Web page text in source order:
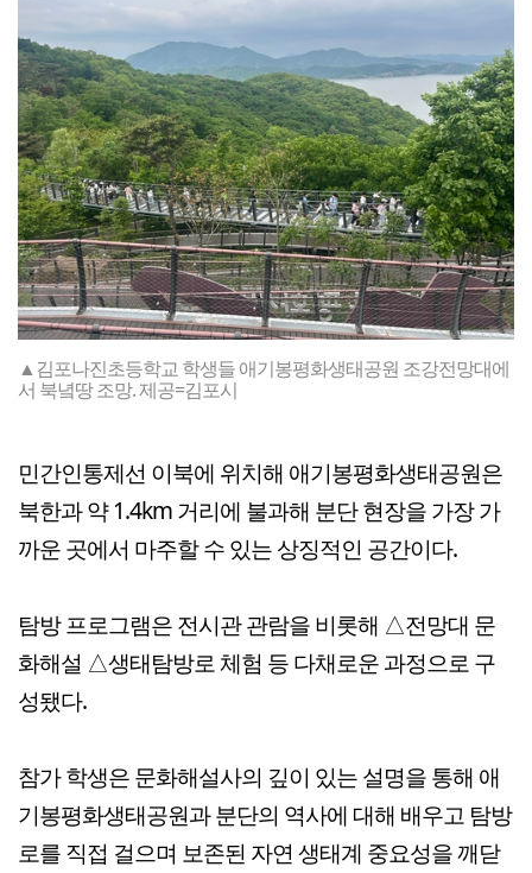
▲김포나진초등학교 학생들 애기봉평화생태공원 조강전망대에
서 북녘땅 조망. 제공=김포시
민간인통제선 이북에 위치해 애기봉평화생태공원은
북한과 약 1.4km 거리에 불과해 분단 현장을 가장 가
까운 곳에서 마주할 수 있는 상징적인 공간이다.
탐방 프로그램은 전시관 관람을 비롯해 △전망대 문
화해설 △생태탐방로 체험 등 다채로운 과정으로 구
성됐다.
참가 학생은 문화해설사의 깊이 있는 설명을 통해 애
기봉평화생태공원과 분단의 역사에 대해 배우고 탐방
로를 직접 걸으며 보존된 자연 생태계 중요성을 깨닫